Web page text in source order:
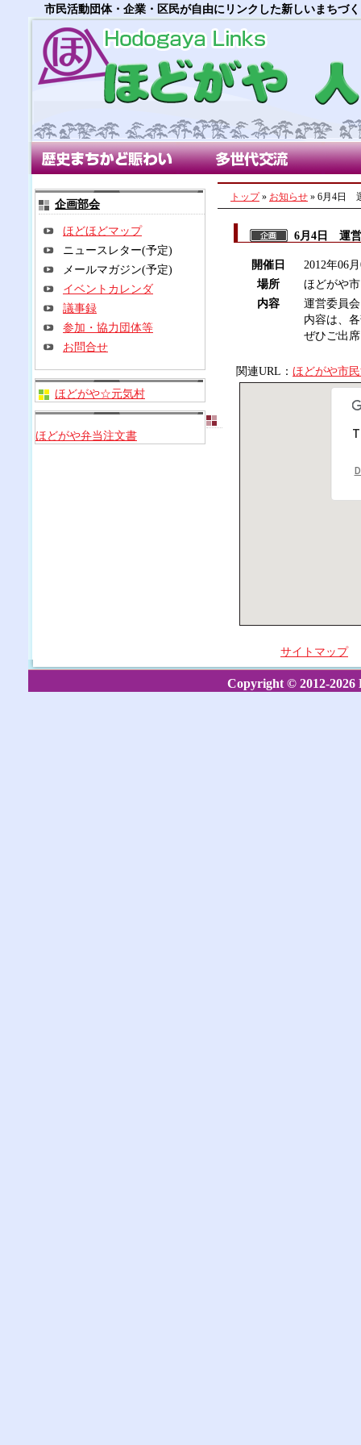
市民活動団体・企業・区民が自由にリンクした新しいまちづ
多世代交流部会 朝市
トップ» お知らせ » 6月4日
6月4日 運
開催日
2012年06
場所
ほどがや
内容
運営委員
内容は、
ぜひご出
関連URL： ほどがや市
企画部会
ほどほどマップ
ニュースレター(予定)
メールマガジン(予定)
イベントカレンダ
議事録
参加・協力団体等
お問合せ
ほどがや☆元気村
ほどがや弁当注文書
サイトマップ
Copyright © 2012-2026